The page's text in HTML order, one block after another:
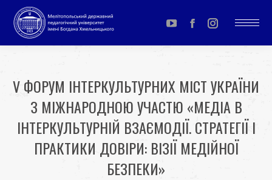
YouTube
page
in
new
window
Facebook
page
in
new
window
Instagram
page
in
new
window
V ФОРУМ ІНТЕРКУЛЬТУРНИХ МІСТ УКРАЇНИ
З МІЖНАРОДНОЮ УЧАСТЮ «МЕДІА В
ІНТЕРКУЛЬТУРНІЙ ВЗАЄМОДІЇ. СТРАТЕГІЇ І
ПРАКТИКИ ДОВІРИ: ВІЗІЇ МЕДІЙНОЇ
БЕЗПЕКИ»